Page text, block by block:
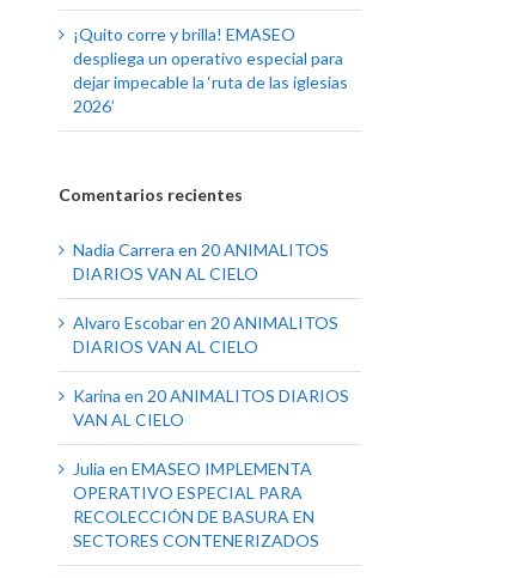
¡Quito corre y brilla! EMASEO
despliega un operativo especial para
dejar impecable la ‘ruta de las iglesias
2026’
Comentarios recientes
Nadia Carrera en 20 ANIMALITOS
DIARIOS VAN AL CIELO
Alvaro Escobaren 20 ANIMALITOS
DIARIOS VAN AL CIELO
Karina en 20 ANIMALITOS DIARIOS
VAN AL CIELO
Julia en EMASEO IMPLEMENTA
OPERATIVO ESPECIAL PARA
RECOLECCIÓN DE BASURA EN
SECTORES CONTENERIZADOS